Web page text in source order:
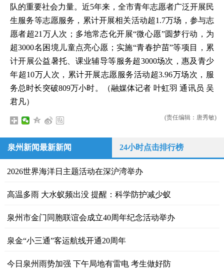
队的重要社会力量。近5年来，全市青年志愿者广泛开展民
生服务等志愿服务，累计开展相关活动超1.7万场，参与志
愿者超21万人次；多地常态化开展“微心愿”圆梦行动，为
超3000名困境儿童点亮心愿；实施“青春护苗”等项目，累
计开展公益暑托、课业辅导等服务超3000场次，惠及青少
年超10万人次，累计开展志愿服务活动超3.96万场次，服
务总时长突破809万小时。（融媒体记者 叶虹羽 通讯员 吴
君凡）
(责任编辑：唐秀敏)
泉州新闻最新新闻 24小时点击排行榜
2026世界海洋日主题活动在深沪湾举办
高温多雨 大水蚁频出没 提醒：科学防护减少蚁
泉州市金门同胞联谊会成立40周年纪念活动举办
泉金“小三通”客运航线开通20周年
今日泉州雨势加强 下午局地有雷电 考生做好防